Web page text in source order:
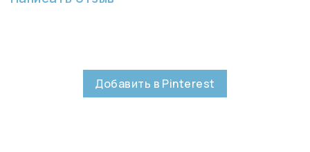
Добавить в Pinterest